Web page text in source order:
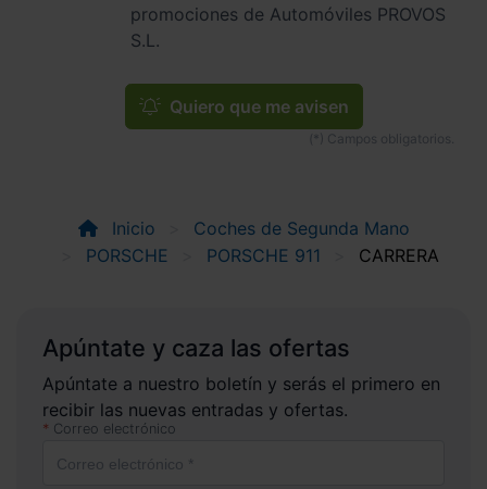
promociones de Automóviles PROVOS
S.L.
Quiero que me avisen
Inicio
Coches de Segunda Mano
PORSCHE
PORSCHE 911 CARRERA
Apúntate y caza las ofertas
Apúntate a nuestro boletín y serás el primero en
recibir las nuevas entradas y ofertas.
Correo electrónico